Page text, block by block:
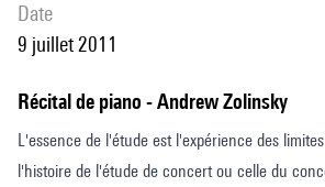
date
9 juillet 2011
Récital de piano - Andrew Zolinsky
L'essence de l'étude est l'expérience des
l'histoire de l'étude de concert ou celle du